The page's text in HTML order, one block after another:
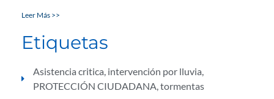
Leer Más >>
Etiquetas
Asistencia critica, intervención por lluvia,
PROTECCIÓN CIUDADANA,tormentas